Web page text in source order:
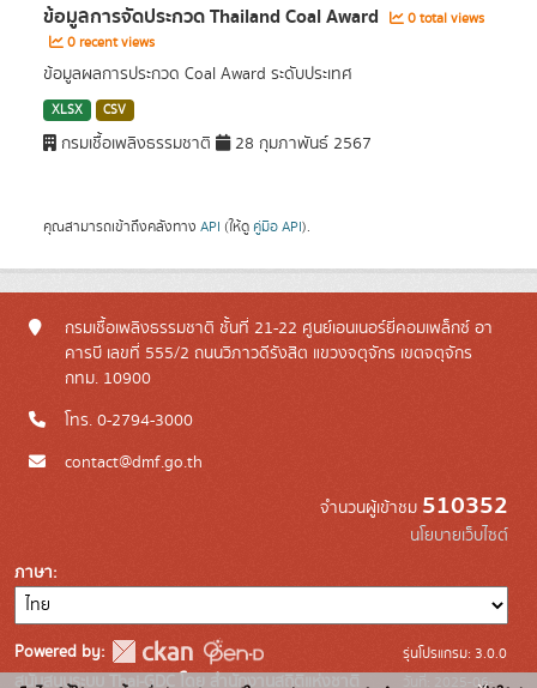
ข้อมูลการจัดประกวด Thailand Coal Award
0 total views
0 recent views
ข้อมูลผลการประกวด Coal Award ระดับประเทศ
XLSX CSV
กรมเชื้อเพลิงธรรมชาติ 28 กุมภาพันธ์ 2567
คุณสามารถเข้าถึงคลังทาง API (ให้ดู คู่มือ API).
กรมเชื้อเพลิงธรรมชาติ ชั้นที่ 21-22 ศูนย์เอนเนอร์ยี่คอมเพล็กซ์ อา
คารบี เลขที่ 555/2 ถนนวิภาวดีรังสิต แขวงจตุจักร เขตจตุจักร
กทม. 10900
โทร. 0-2794-3000
contact@dmf.go.th
จำนวนผู้เข้าชม 510352
นโยบายเว็บไซต์
ภาษา
Powered by:
สนับสนุนระบบ Thai-GDC โดย สำนักงานสถิติแห่งชาติ
รุ่นโปรแกรม: 3.0.0
วันที่: 2025-06-